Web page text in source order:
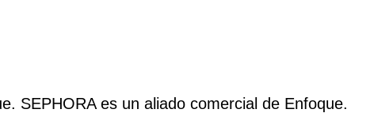
SEPHORA es un aliado comercial de Enfoque.